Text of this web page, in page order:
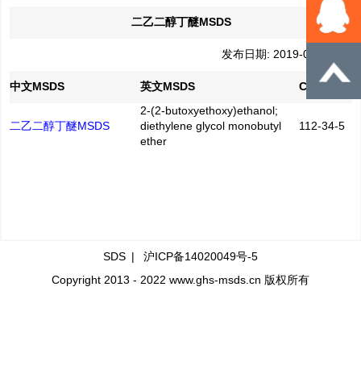
二乙二醇丁醚MSDS
发布日期: 2019-04-09
中文MSDS 英文MSDS CAS No.
二乙二醇丁醚MSDS
2-(2-butoxyethoxy)ethanol;
diethylene glycol monobutyl
ether
112-34-5
SDS | 沪ICP备14020049号-5
Copyright 2013 - 2022 www.ghs-msds.cn 版权所有